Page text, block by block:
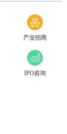
产业招商
IPO咨询